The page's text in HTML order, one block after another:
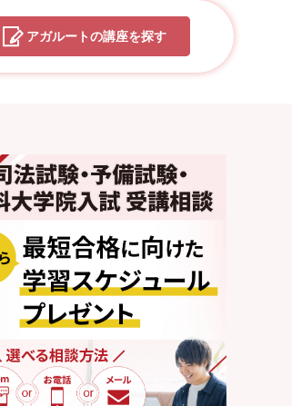
アガルートの講座を探す